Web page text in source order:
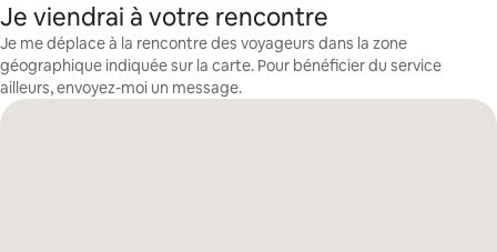
Je viendrai à votre rencontre
Je me déplace à la rencontre des voyageurs dans la zone
géographique indiquée sur la carte. Pour bénéficier du service
ailleurs, envoyez-moi un message.